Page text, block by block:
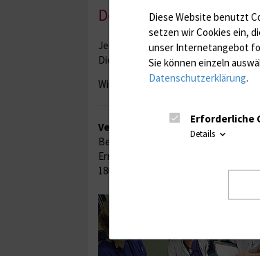
Jeden Donnerstag finden
Die wöchentliche
Wir freuen uns auf Ihre Teilnahme!
Veranstaltungsort:
Besprechungsraum der Station 5
Ernst-Heydemann-Straße 6
18057 Rostock
Diese Website benutzt
setzen wir Cookies ein,
unser Internetangebot
Sie können einzeln
Datenschutzerklärung.
Erforderliche
Details